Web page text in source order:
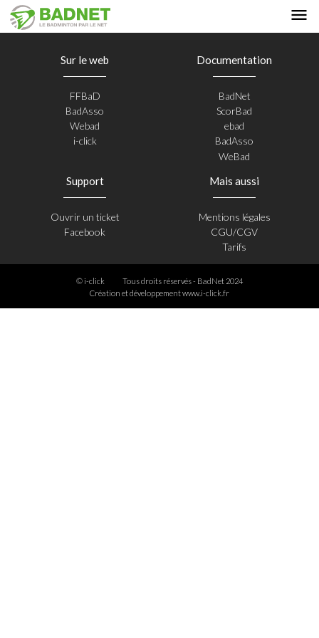
Sur le web
FFBaD
BadAsso
Webad
i-click
Documentation
BadNet
ScorBad
ebad
BadAsso
WeBad
Support
Ouvrir un ticket
Facebook
Mais aussi
Mentions légales
CGU/CGV
Tarifs
© i-click
Tous droits réservés - BadNet 2024
Création et développementwww.i-click.fr